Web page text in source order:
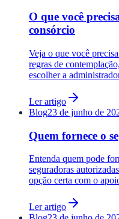
O que você
consórcio
Veja o que você
regras de
escolher a
Ler artigo
Blog23 de junho de
Quem fornece o
Entenda quem pode
seguradoras
opção certa com o
Ler artigo